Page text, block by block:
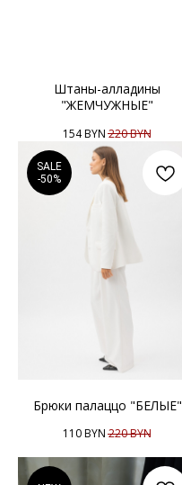
Штаны-алладины
"ЖЕМЧУЖНЫЕ"
154BYN 220BYN
SALE
-50%
Брюки палаццо "БЕЛЫЕ"
110BYN 220BYN